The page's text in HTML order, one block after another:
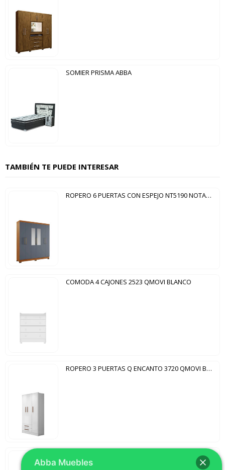
SOMIER PRISMA ABBA
TAMBIÉN TE PUEDE INTERESAR
ROPERO 6 PUERTAS CON ESPEJO NT5190 NOTAVEL FREIJO TREND|GRIS
COMODA 4 CAJONES 2523 QMOVI BLANCO
ROPERO 3 PUERTAS Q ENCANTO 3720 QMOVI BLANCO
ROPERO 3 PUERTAS CORREDIZAS CON ESPEJO ALASCA DJ MIEL|GRIS URBANO
Abba Muebles